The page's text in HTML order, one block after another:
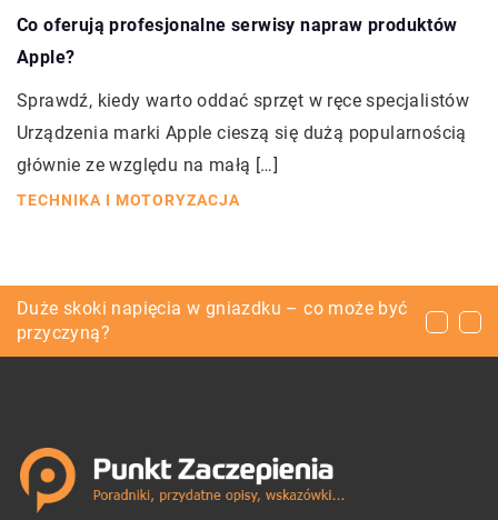
Co oferują profesjonalne serwisy napraw produktów
Apple?
Sprawdź, kiedy warto oddać sprzęt w ręce specjalistów
Urządzenia marki Apple cieszą się dużą popularnością
głównie ze względu na małą […]
TECHNIKA I MOTORYZACJA
Wegańskie i ekologiczne, czyli napoje XXI wieku
Duże skoki napięcia w gniazdku – co może być
przyczyną?
Odgrzybianie klimatyzacji – praktyczny
poradnik